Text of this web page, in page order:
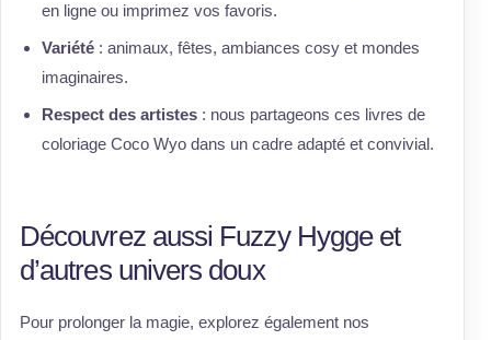
en ligne ou imprimez vos favoris.
Variété : animaux, fêtes, ambiances cosy et mondes
imaginaires.
Respect des artistes : nous partageons ces livres de
coloriage Coco Wyo dans un cadre adapté et convivial.
Découvrez aussi Fuzzy Hygge et
d’autres univers doux
Pour prolonger la magie, explorez également nos